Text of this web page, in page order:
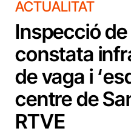
ACTUALITAT
Inspecció
constata
de vaga i
centre de
RTVE